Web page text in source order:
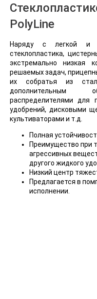
PolyLine
Наряду с легкой и
стеклопластика,
экстремально низкая
решаемых задач,
их собратья из
дополнительным
распределителями для
удобрений, дисковыми
культиваторами и т.д.
Полная
Преимущество при
агрессивных
другого жидкого
Низкий центр
Предлагается в
исполнении.